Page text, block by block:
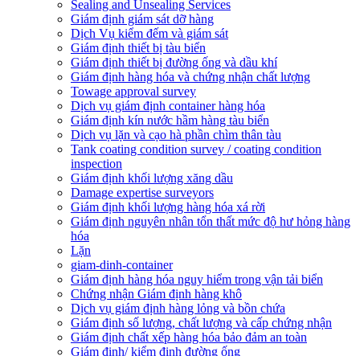
Sealing and Unsealing Services
Giám định giám sát dỡ hàng
Dịch Vụ kiểm đếm và giám sát
Giám định thiết bị tàu biển
Giám định thiết bị đường ống và dầu khí
Giám định hàng hóa và chứng nhận chất lượng
Towage approval survey
Dịch vụ giám định container hàng hóa
Giám định kín nước hầm hàng tàu biển
Dịch vụ lặn và cạo hà phần chìm thân tàu
Tank coating condition survey / coating condition
inspection
Giám định khối lượng xăng dầu
Damage expertise surveyors
Giám định khối lượng hàng hóa xá rời
Giám định nguyên nhân tổn thất mức độ hư hỏng hàng
hóa
Lặn
giam-dinh-container
Giám định hàng hóa nguy hiểm trong vận tải biển
Chứng nhận Giám định hàng khô
Dịch vụ giám định hàng lỏng và bồn chứa
Giám định số lượng, chất lượng và cấp chứng nhận
Giám định chất xếp hàng hóa bảo đảm an toàn
Giám định/ kiểm định đường ống